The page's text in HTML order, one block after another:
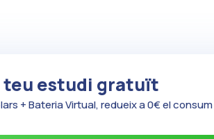
teu estudi gratuït
+ Bateria Virtual, redueix a 0€ el